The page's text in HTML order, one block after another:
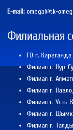
E-mail: omega@tk-
Филиальная
ГО г. Караганда
Филиал г. Нур-
Филиал г.
Филиал г.
Филиал г. Усть-
Филиал г.
Филиал г.